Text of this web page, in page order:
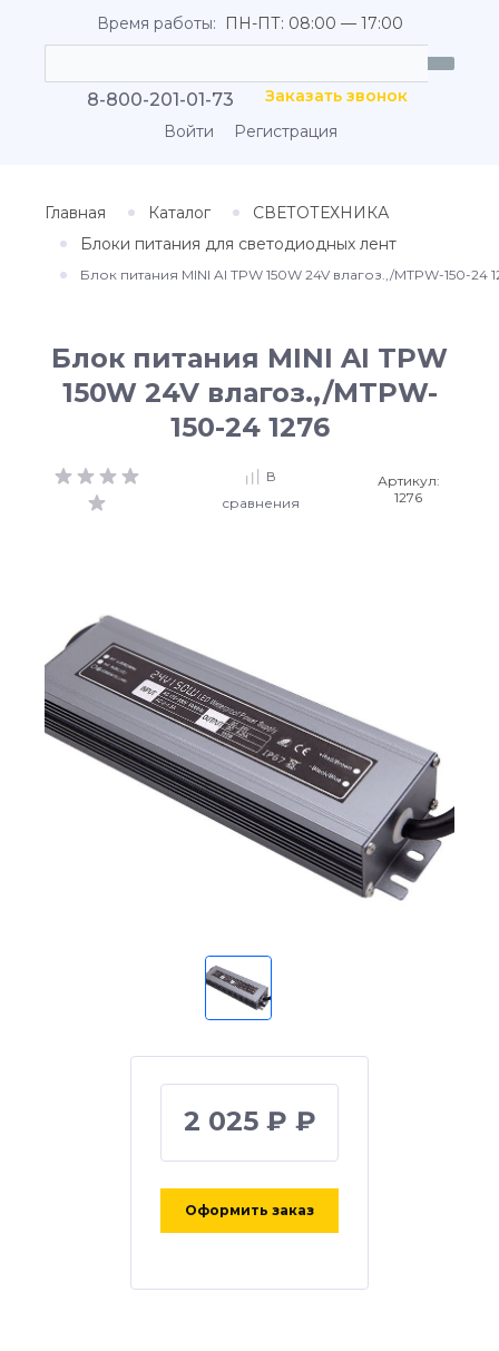
Время работы: ПН-ПТ: 08:00 — 17:00
8-800-201-01-73
Заказать звонок
Войти
Регистрация
Главная Каталог
СВЕТОТЕХНИКА
Блоки питания для светодиодных лент
Блок питания MINI AI TPW 150W 24V влагоз.,/MTPW-150-24
Блок питания MINI AI TPW
150W 24V влагоз.,/MTPW-
150-24 1276
В
сравнения
Артикул:
1276
2 025 ₽ ₽
Оформить заказ